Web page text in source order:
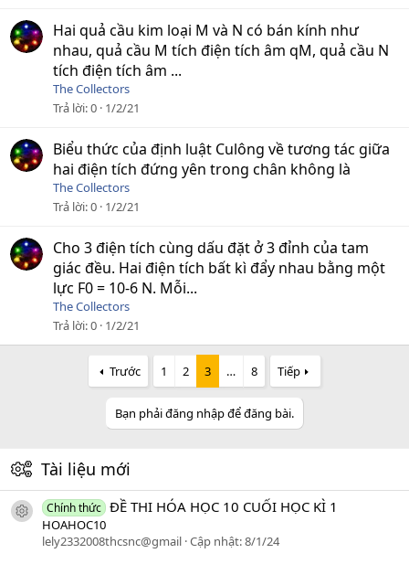
Hai quả cầu kim loại M và N có bán kính như
nhau, quả cầu M tích điện tích âm qM, quả cầu N
tích điện tích âm ...
The Collectors
Trả lời 0 1/2/21
Biểu thức của định luật Culông về tương tác giữa
hai điện tích đứng yên trong chân không là
The Collectors
Trả lời 0 1/2/21
Cho 3 điện tích cùng dấu đặt ở 3 đỉnh của tam
giác đều. Hai điện tích bất kì đẩy nhau bằng một
lực F0 = 10-6 N. Mỗi...
The Collectors
Trả lời 0 1/2/21
Trước 1 2 3 … 8 Tiếp
Bạn phải đăng nhập để đăng bài.
Tài liệu mới
icon tài liệu
Chính thức ĐỀ THI HÓA HỌC 10 CUỐI HỌC KÌ 1
HOAHOC10
lely2332008thcsnc@gmail Cập nhật:8/1/24